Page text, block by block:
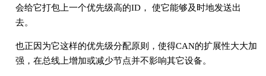
会给它打包上一个优先级高的ID， 使它能够及时地发送出
去。
也正因为它这样的优先级分配原则，使得CAN的扩展性大大加
强，在总线上增加或减少节点并不影响其它设备。